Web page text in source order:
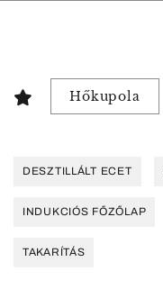
Hőkupola
DESZTILLÁLT ECET
INDUKCIÓS FŐZŐLAP
TAKARÍTÁS